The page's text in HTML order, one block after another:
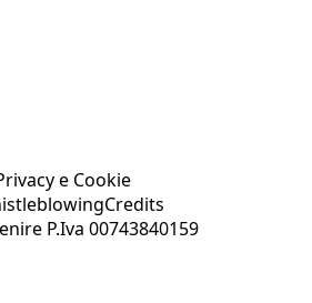
e Cookie
Credits
P.Iva 00743840159